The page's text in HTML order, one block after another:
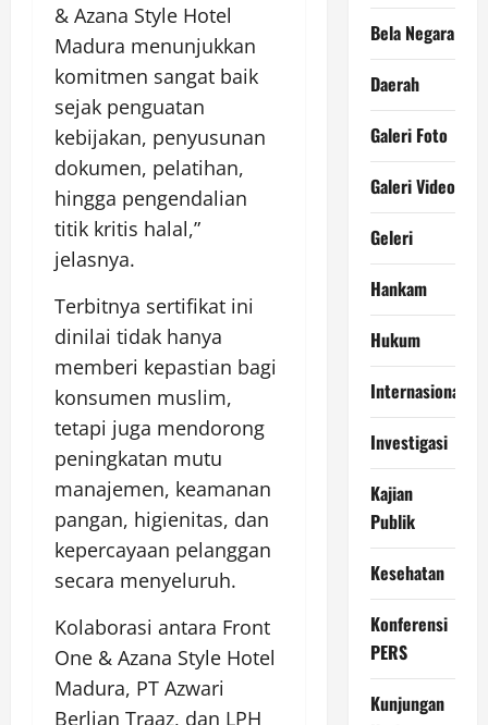
& Azana Style Hotel
Madura menunjukkan
komitmen sangat baik
sejak penguatan
kebijakan, penyusunan
dokumen, pelatihan,
hingga pengendalian
titik kritis halal,”
jelasnya.
Terbitnya sertifikat ini
dinilai tidak hanya
memberi kepastian bagi
konsumen muslim,
tetapi juga mendorong
peningkatan mutu
manajemen, keamanan
pangan, higienitas, dan
kepercayaan pelanggan
secara menyeluruh.
Kolaborasi antara Front
One & Azana Style Hotel
Madura, PT Azwari
Berlian Traaz, dan LPH
Bela Negara
Daerah
Galeri Foto
Galeri Video
Geleri
Hankam
Hukum
Internasional
Investigasi
Kajian
Publik
Kesehatan
Konferensi
PERS
Kunjungan